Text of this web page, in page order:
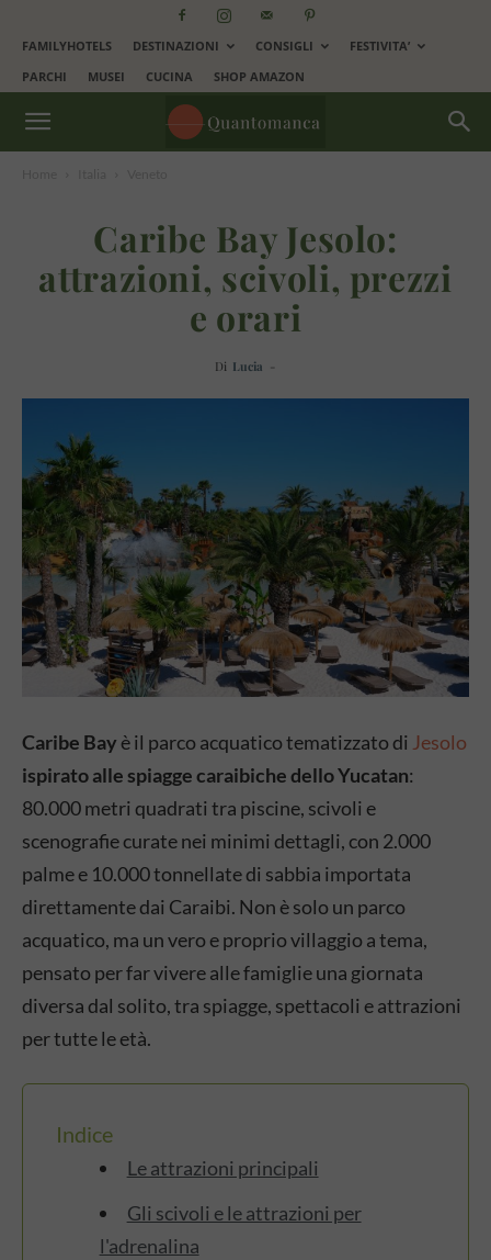
FAMILYHOTELS DESTINAZIONI CONSIGLI
FESTIVITA’
PARCHI
MUSEI CUCINA SHOP AMAZON
Caribe Bay Jesolo:
attrazioni, scivoli, prezzi
e orari
Di Lucia -
Caribe Bay è il parco acquaticotematizzato di Jesolo
ispirato allespiagge caraibiche dello Yucatan:
80.000 metri quadrati tra piscine, scivoli e
scenografie curate nei minimi dettagli, con 2.000
palme e 10.000tonnellate di sabbia importata
direttamente dai Caraibi. Non è solo un parco
acquatico, ma un vero e propriovillaggio a tema,
pensato per farvivere alle famiglie una giornata
diversa dal solito, tra spiagge, spettacoli e attrazioni
per tutte leetà.
Indice
Le attrazioni principali
Gli scivoli e le attrazioni per
l'adrenalina